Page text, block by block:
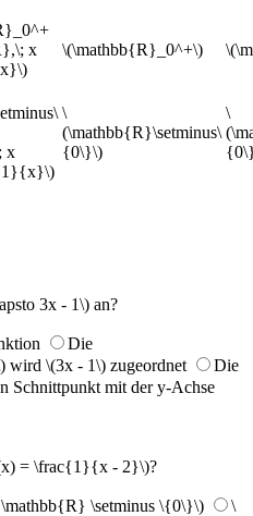
x
\(\mathbb{R}_0^+\)
x
\
(\mathbb{R}\setminus\
{0\}\)
\
3x - 1\) an?
Die
wird \(3x - 1\) zugeordnet
Die
Schnittpunkt mit der y-Achse
= \frac{1}{x - 2}\)?
\setminus \{0\}\)
\